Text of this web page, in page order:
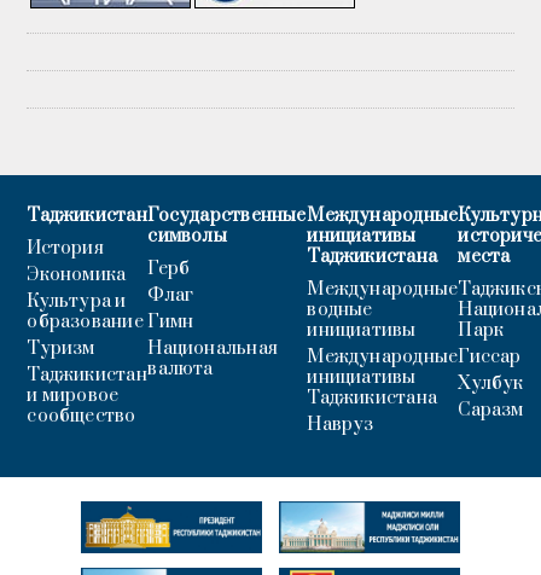
Таджикистан
История
Экономика
Культура и
образование
Туризм
Таджикистан
и мировое
сообщество
Государственные
символы
Герб
Флаг
Гимн
Национальная
валюта
Международные
инициативы
Таджикистана
Международные
водные
инициативы
Международные
инициативы
Таджикистана
Навруз
места
Парк
Гиссар
Хулбук
Саразм